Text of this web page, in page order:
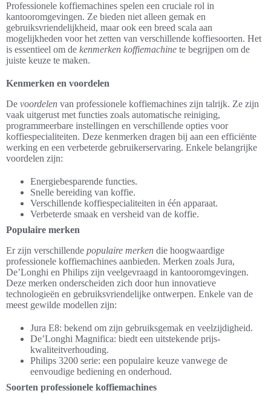
Professionele koffiemachines spelen een cruciale rol in
kantooromgevingen. Ze bieden niet alleen gemak en
gebruiksvriendelijkheid, maar ook een breed scala aan
mogelijkheden voor het zetten van verschillende koffiesoorten. Het
is essentieel om de kenmerken koffiemachine te begrijpen om de
juiste keuze te maken.
Kenmerken en voordelen
De voordelen van professionele koffiemachines zijn talrijk. Ze zijn
vaak uitgerust met functies zoals automatische reiniging,
programmeerbare instellingen en verschillende opties voor
koffiespecialiteiten. Deze kenmerken dragen bij aan een efficiënte
werking en een verbeterde gebruikerservaring. Enkele belangrijke
voordelen zijn:
Energiebesparende functies.
Snelle bereiding van koffie.
Verschillende koffiespecialiteiten in één apparaat.
Verbeterde smaak en versheid van de koffie.
Populaire merken
Er zijn verschillende populaire merken die hoogwaardige
professionele koffiemachines aanbieden. Merken zoals Jura,
De’Longhi en Philips zijn veelgevraagd in kantooromgevingen.
Deze merken onderscheiden zich door hun innovatieve
technologieën en gebruiksvriendelijke ontwerpen. Enkele van de
meest gewilde modellen zijn:
Jura E8: bekend om zijn gebruiksgemak en veelzijdigheid.
De’Longhi Magnifica: biedt een uitstekende prijs-
kwaliteitverhouding.
Philips 3200 serie: een populaire keuze vanwege de
eenvoudige bediening en onderhoud.
Soorten professionele koffiemachines